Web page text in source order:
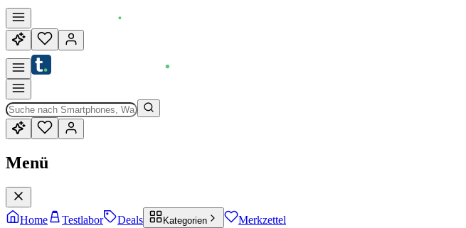
Menü
Home Testlabor Deals Kategorien Merkzettel